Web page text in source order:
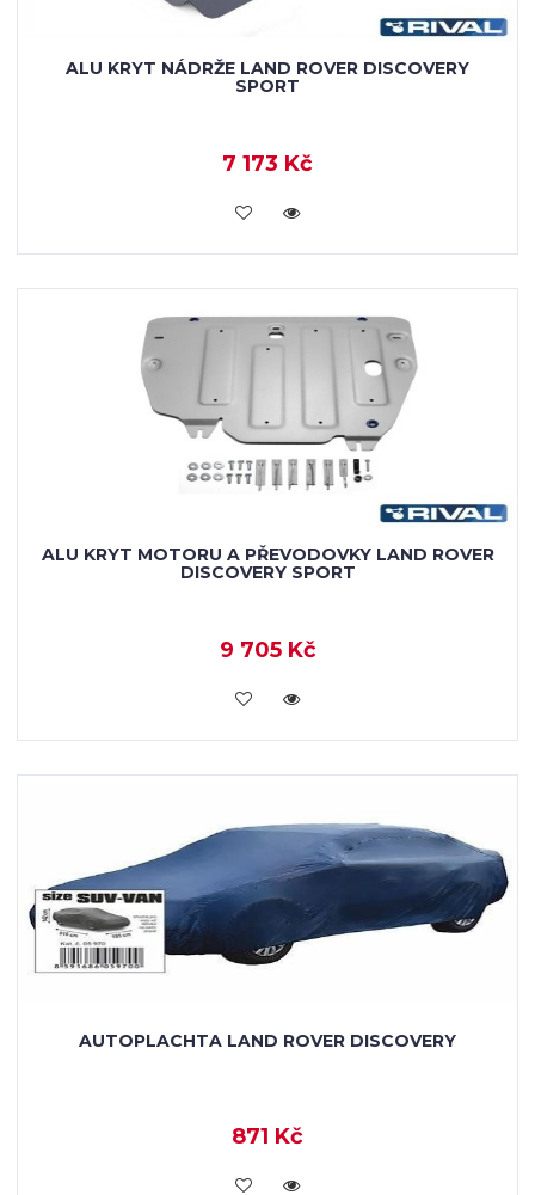
ALU KRYT NÁDRŽE LAND ROVER DISCOVERY
SPORT
7 173 Kč
KOUPIT
ALU KRYT MOTORU A PŘEVODOVKY LAND ROVER
DISCOVERY SPORT
9 705 Kč
KOUPIT
AUTOPLACHTA LAND ROVER DISCOVERY
871 Kč
KOUPIT